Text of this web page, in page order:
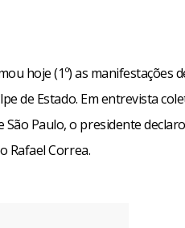
hoje (1º) as manifestações
de Estado. Em entrevista
São Paulo, o presidente
Rafael Correa.